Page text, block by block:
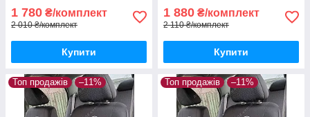
1 780 ₴/комплект
2 010 ₴/комплект
Купити
1 880 ₴/комплект
2 110 ₴/комплект
Купити
Топ продажів –11% Топ продажів –11%